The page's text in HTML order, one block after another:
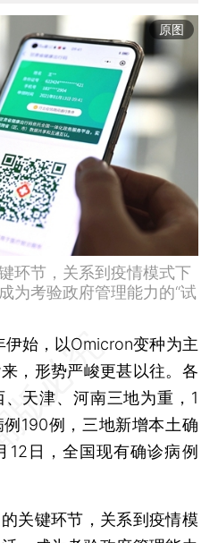
原图
环节，关系到疫情模式下
为考验政府管理能力的“试
伊始，以Omicron变种为主
，形势严峻更甚以往。各
天津、河南三地为重，1
190例，三地新增本土确
12日，全国现有确诊病例
键环节，关系到疫情模